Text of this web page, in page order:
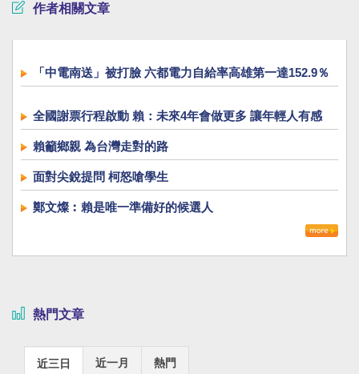
作者相關文章
「中電南送」被打臉 六都電力自給率高雄第一達152.9％
全國謝票行程啟動 賴：未來4年會做更多 讓年輕人有感
賴籲鄉親 為台灣走對的路
面對尖銳提問 柯怒嗆學生
鄭文燦︰賴是唯一準備好的候選人
熱門文章
近三日 近一月 熱門